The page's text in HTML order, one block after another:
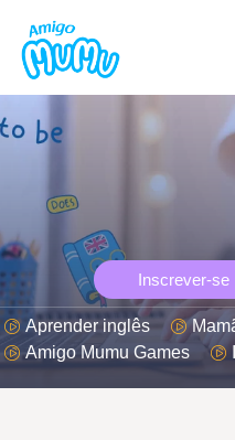
Inscrever-se
Aprender inglês
Amigo Mumu Games